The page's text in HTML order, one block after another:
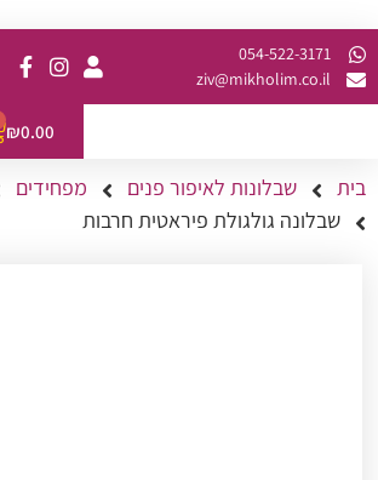
054-522-3171⁩
ziv@mikholim.co.il
₪0.00
בית שבלונות לאיפור פנים מפחידים
שבלונה גולגולת פיראטית חרבות